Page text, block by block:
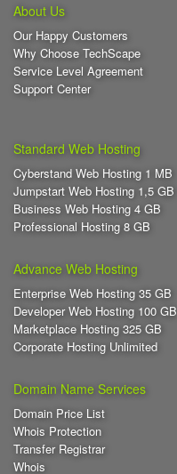
About Us
Our Happy Customers
Why Choose TechScape
Service Level Agreement
Support Center
Standard Web Hosting
Cyberstand Web Hosting 1 MB
Jumpstart Web Hosting 1,5 GB
Business Web Hosting 4 GB
Professional Hosting 8 GB
Advance Web Hosting
Enterprise Web Hosting 35 GB
Developer Web Hosting 100 GB
Marketplace Hosting 325 GB
Corporate Hosting Unlimited
Domain Name Services
Domain Price List
Whois Protection
Transfer Registrar
Whois